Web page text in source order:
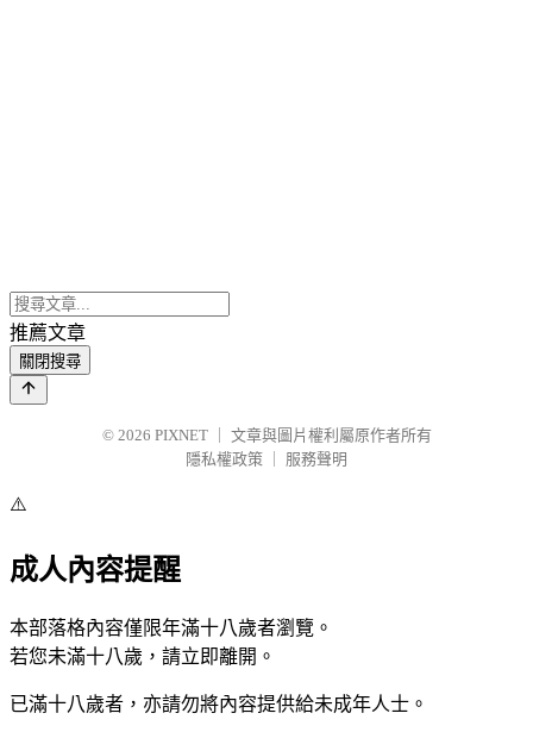
推薦文章
關閉搜尋
© 2026 PIXNET
文章與圖片權利屬原作者所有
隱私權政策
服務聲明
⚠️
成人內容提醒
本部落格內容僅限年滿十八歲者瀏覽。
若您未滿十八歲，請立即離開。
已滿十八歲者，亦請勿將內容提供給未成年人士。